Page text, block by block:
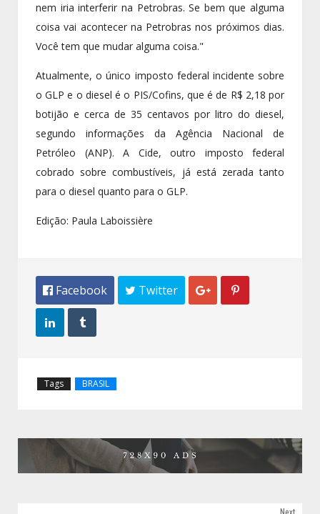
nem iria interferir na Petrobras. Se bem que alguma
coisa vai acontecer na Petrobras nos próximos dias.
Você tem que mudar alguma coisa."
Atualmente, o único imposto federal incidente sobre
o GLP e o diesel é o PIS/Cofins, que é de R$ 2,18 por
botijão e cerca de 35 centavos por litro do diesel,
segundo informações da Agência Nacional de
Petróleo (ANP). A Cide, outro imposto federal
cobrado sobre combustíveis, já está zerada tanto
para o diesel quanto para o GLP.
Edição: Paula Laboissière
 Facebook  Twitter  
 
Tags BRASIL